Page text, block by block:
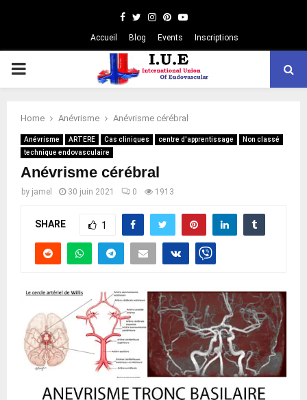
Facebook
TwitterInstagram
Pinterest
Youtube
Accueil Blog Events Inscriptions
PRIMARY
Home Anévrisme Anévrisme cérébral
Anévrisme ARTERE Cas cliniques centre d'apprentissage
Non classé
technique endovasculaire
Anévrisme cérébral
by jamel 30 juin 2021 0 1913
SHARE 1